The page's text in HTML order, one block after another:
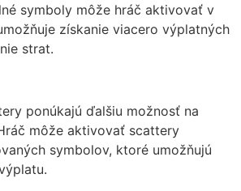
symboly môže hráč aktivovať v
získanie viacero výplatných
strat.
ponúkajú ďalšiu možnosť na
môže aktivovať scattery
symbolov, ktoré umožňujú